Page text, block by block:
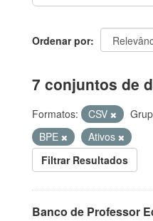
Ordenar por
7 conjuntos de
Formatos: CSV
BPE
Ativos
Filtrar Resultados
Banco de Professor